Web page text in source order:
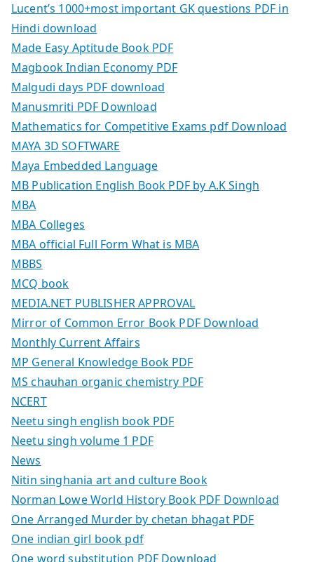
Lucent’s 1000+most important GK questions PDF in
Hindi download
Made Easy Aptitude Book PDF
Magbook Indian Economy PDF
Malgudi days PDF download
Manusmriti PDF Download
Mathematics for Competitive Exams pdf Download
MAYA 3D SOFTWARE
Maya Embedded Language
MB Publication English Book PDF by A.K Singh
MBA
MBA Colleges
MBA official Full Form What is MBA
MBBS
MCQ book
MEDIA.NET PUBLISHER APPROVAL
Mirror of Common Error Book PDF Download
Monthly Current Affairs
MP General Knowledge Book PDF
MS chauhan organic chemistry PDF
NCERT
Neetu singh english book PDF
Neetu singh volume 1 PDF
News
Nitin singhania art and culture Book
Norman Lowe World History Book PDF Download
One Arranged Murder by chetan bhagat PDF
One indian girl book pdf
One word substitution PDF Download